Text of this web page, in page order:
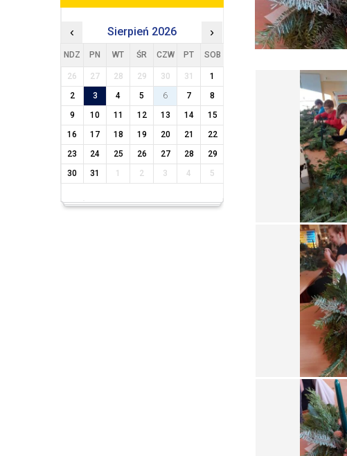
‹ Sierpień 2026 ›
NDZ PN WT ŚR CZW PT SOB
26 27 28 29 30 31
1
2
3 4 5 6 7
8
9
10 11 12 13 14
15
16
17 18 19 20 21
22
23
24 25 26 27 28
29
30
31 1 2 3 4 5